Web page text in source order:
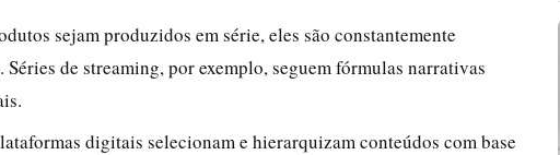
sejam produzidos em série, eles são constantemente
de streaming, por exemplo, seguem fórmulas narrativas
digitais selecionam e hierarquizam conteúdos com base